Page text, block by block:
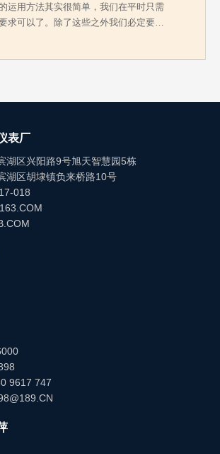
运用方法其实很简单，我们在平时只需
求可以了。除了这些之外我们必定要弄
表厂
湖区兴阳路9号旭天智慧园5栋
湖区胡埭镇负来桥路10号
018
9617 747